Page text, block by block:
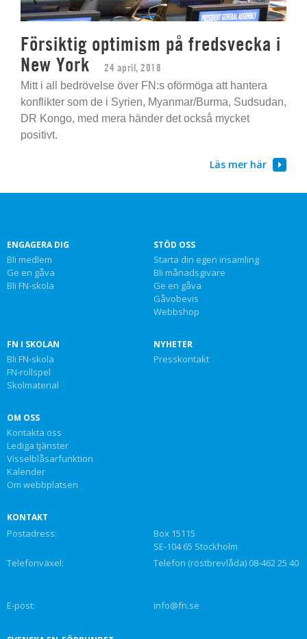
Försiktig optimism på fredsvecka i
New York
24 april, 2018
Mitt i all bedrövelse över FN:s oförmöga att hantera
konflikter som de i Syrien, Myanmar/Burma, Sudsudan,
DR Kongo, med mera händer det också mycket
positivt.
Läs mer här
ENGAGERA DIG
Bli medlem
Ge en gåva
Bli FN-skola
STÖD OSS
Starta din egen insamling
Bli månadsgivare
Ge en gåva
Gåvobevis
Webbshop
FN I SKOLAN
Bli FN-skola
FN-rollspel
Skolmaterial
NYHETER
Presskontakt
OM OSS
Kontakta oss
Lediga tjänster
Visselblåsarfunktion
Kalender
Om webbplatsen
KONTAKT
Postadress:
Box 15115
SE-104 65 Stockholm
Telefonväxel:
Telefon (röstbrevlåda) 08-462 25 40
E-post: info@fn.se